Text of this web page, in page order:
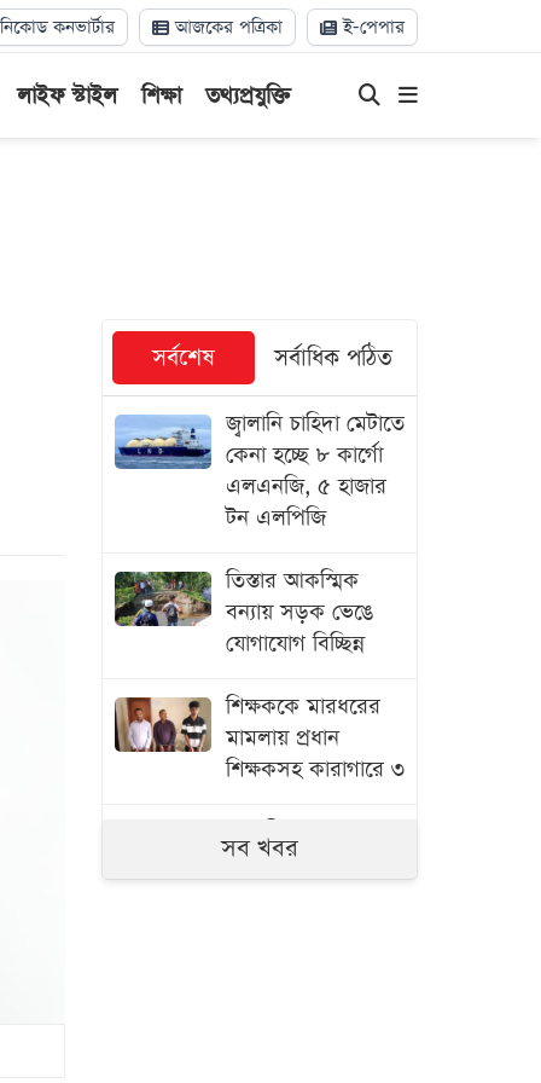
কনভার্টার আজকের পত্রিকা ই-পেপার
লাইফ স্টাইল শিক্ষা তথ্যপ্রযুক্তি
সর্বশেষ সর্বাধিক পঠিত
জ্বালানি চাহিদা মেটাতে
কেনা হচ্ছে ৮ কার্গো
এলএনজি, ৫ হাজার
টন এলপিজি
তিস্তার আকস্মিক
বন্যায় সড়ক ভেঙে
যোগাযোগ বিচ্ছিন্ন
শিক্ষককে মারধরের
মামলায় প্রধান
শিক্ষকসহ কারাগারে ৩
সাতক্ষীরায় ৬ কোটি
টাকার ‘কুশ’ মাদক
সব খবর